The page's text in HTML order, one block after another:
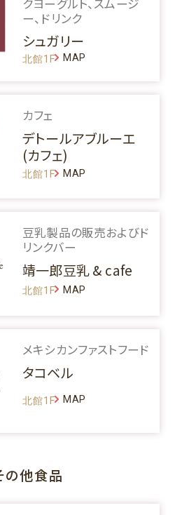
ー、ドリンク
シュガリー
北館1F MAP
カフェ
デトールアブルーエ
(カフェ)
北館1F MAP
豆乳製品の販売およびド
リンクバー
靖一郎豆乳 & cafe
北館1F MAP
メキシカンファストフード
タコベル
北館1F MAP
の他食品